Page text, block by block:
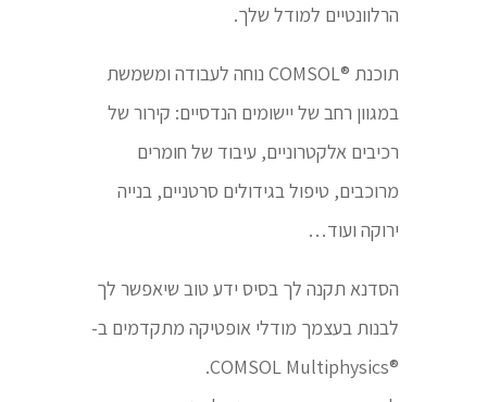
הרלוונטיים למודל שלך.
תוכנת ®COMSOL נוחה לעבודה ומשמשת
במגוון רחב של יישומים הנדסיים: קירור של
רכיבים אלקטרוניים, עיבוד של חומרים
מרוכבים, טיפול בגידולים סרטניים, בנייה
ירוקה ועוד…
הסדנא תקנה לך בסיס ידע טוב שיאפשר לך
לבנות בעצמך מודלי אופטיקה מתקדמים ב-
®COMSOL Multiphysics.